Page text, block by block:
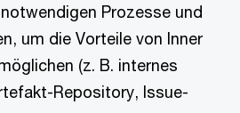
Prozesse und
um die Vorteile von Inner
(z. B. internes
Repository, Issue-